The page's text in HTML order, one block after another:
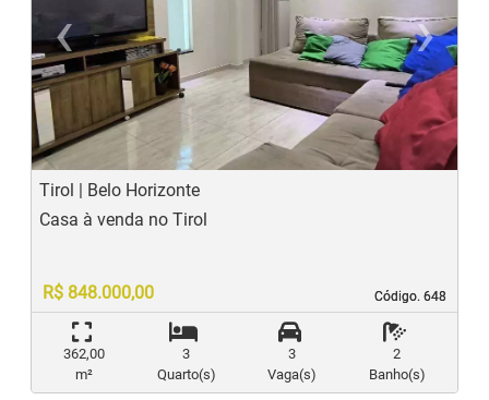
‹
Previous
›
Tirol | Belo Horizonte
Código. 648
Código. 648
Casa à venda no Tirol
R$ 848.000,00
362,00
m²
3
Quarto(s)
3
Vaga(s)
2
Banho(s)